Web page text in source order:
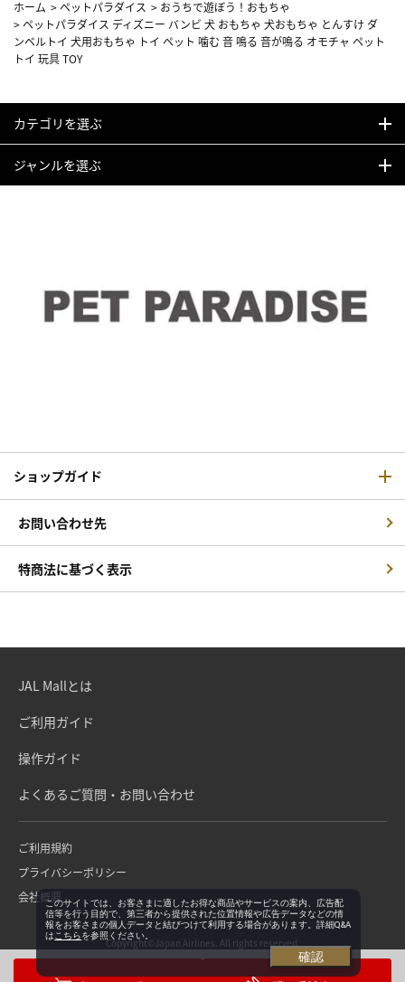
ホーム >ペットパラダイス > おうちで遊ぼう！おもちゃ
>ペットパラダイス ディズニー バンビ 犬 おもちゃ 犬おもちゃ とんすけ ダ
ンベルトイ 犬用おもちゃ トイ ペット 噛む 音 鳴る 音が鳴る オモチャ ペット
トイ 玩具 TOY
カテゴリを選ぶ
ジャンルを選ぶ
ショップガイド
お問い合わせ先
特商法に基づく表示
JAL Mallとは
ご利用ガイド
操作ガイド
よくあるご質問・お問い合わせ
ご利用規約
プライバシーポリシー
会社概要
Copyright©Japan Airlines. All rights reserved.
このサイトでは、お客さまに適したお得な商品やサービスの案内、広告配
信等を行う目的で、第三者から提供された位置情報や広告データなどの情
報をお客さまの個人データと結びつけて利用する場合があります。詳細Q&A
は こちらを参照ください。
確認